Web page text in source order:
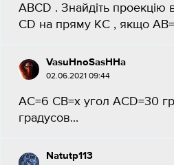
АВСD . Знайдiть проекцiю
СD на пряму КС , якщо
VasuHnoSasHHa
02.06.2021 09:44
AC=6 CB=x угол ACD=30
градусов...
Natutp113